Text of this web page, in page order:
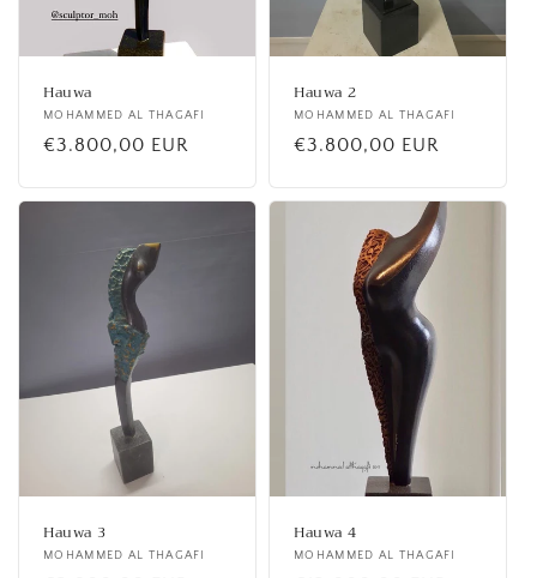
Hauwa
Fournisseur :
MOHAMMED AL THAGAFI
Prix
€3.800,00 EUR
Hauwa 2
Fournisseur :
MOHAMMED AL THAGAFI
Prix
€3.800,00 EUR
Hauwa 3
Fournisseur :
MOHAMMED AL THAGAFI
Hauwa 4
Fournisseur :
MOHAMMED AL THAGAFI